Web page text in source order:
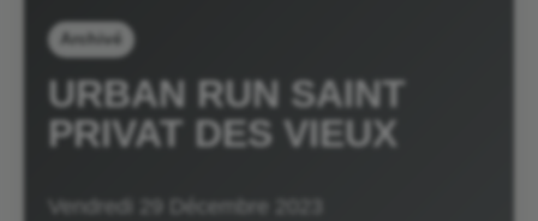
Archivé
URBAN RUN SAINT
PRIVAT DES VIEUX
Vendredi 29 Décembre 2023